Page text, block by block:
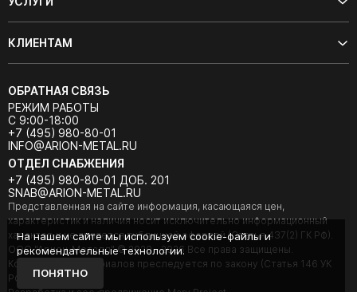
КЛИЕНТАМ
ОБРАТНАЯ СВЯЗЬ
РЕЖИМ РАБОТЫ
С 9:00-18:00
+7 (495) 980-80-01
INFO@ARION-METAL.RU
ОТДЕЛ СНАБЖЕНИЯ
+7 (495) 980-80-01 ДОБ. 201
SNAB@ARION-METAL.RU
Представленная на сайте информация, касающаяся цен,
характеристик и наличия носит исключительно информационный
характер и не является публичной офертой (Статья 437(2) ГК РФ).
ООО "Арион-Металл" © 2020 - 2026 Все права защищены.
Копирование материалов преследуется по закону (Статья 146 УК
РФ).
На нашем сайте мы используем cookie-файлы и
рекомендательные технологии.
ПОНЯТНО